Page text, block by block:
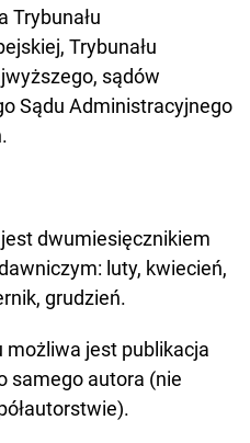
Trybunału
Trybunału
sądów
Sądu Administracyjnego
dwumiesięcznikiem
luty, kwiecień,
grudzień.
możliwa jest publikacja
samego autora (nie